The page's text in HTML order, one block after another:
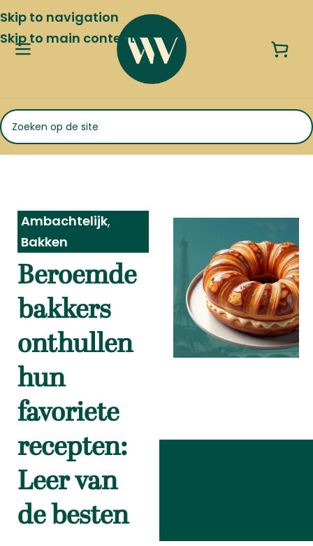
Skip to navigation
Skip to main content
Ambachtelijk,
Bakken
Beroemde
bakkers
onthullen
hun
favoriete
recepten:
Leer van
de besten